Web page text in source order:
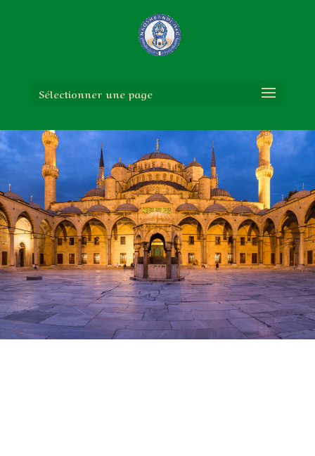
Sélectionner une page